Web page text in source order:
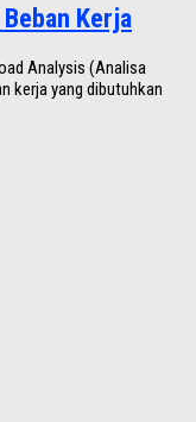
Kerja
Analysis (Analisa
kerja yang dibutuhkan